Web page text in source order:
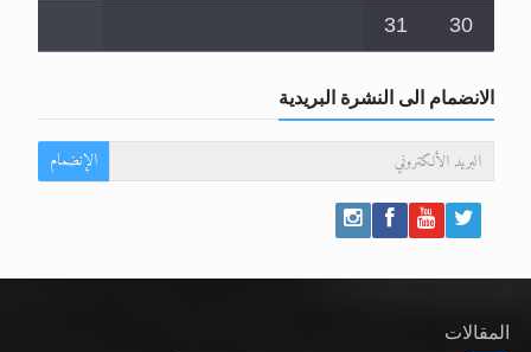
30
31
الانضمام الى النشرة البريدية
الإنضمام
المقالات